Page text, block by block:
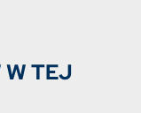
W TEJ